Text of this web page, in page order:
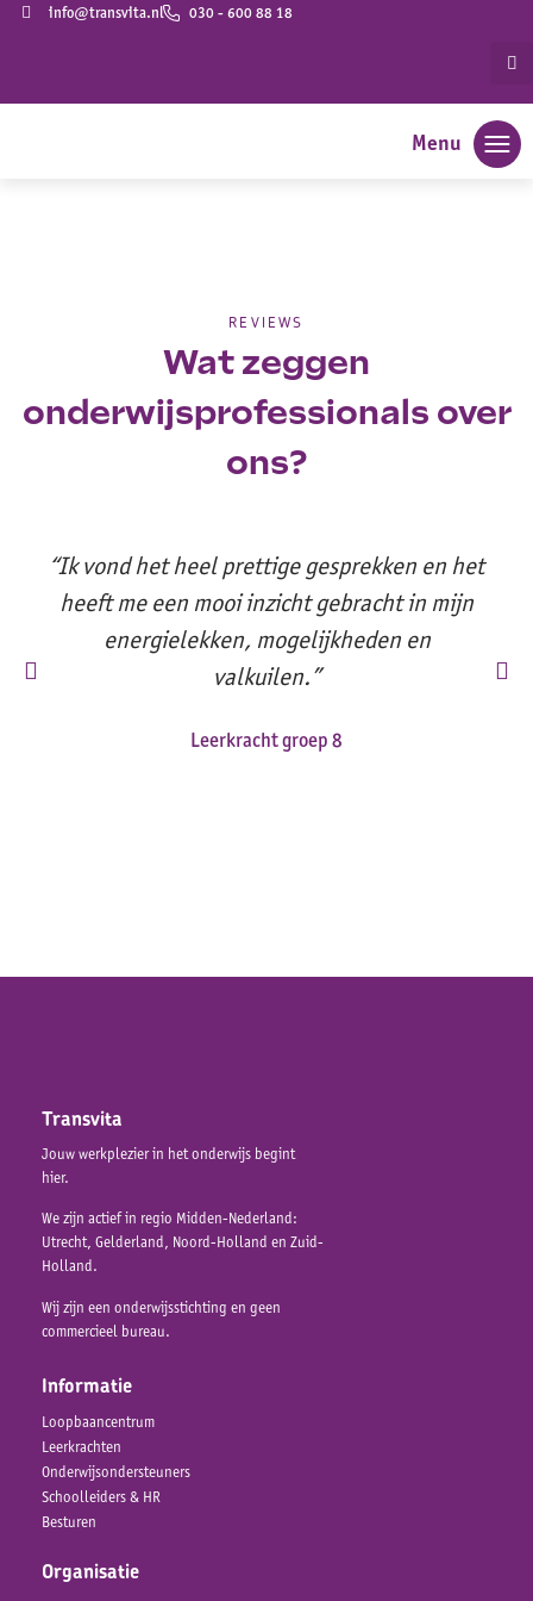
info@transvita.nl 030 - 600 88 18
Menu
REVIEWS
Wat zeggen
onderwijsprofessionals over
ons?
“Ik vond het heel prettige gesprekken en het
heeft me een mooi inzicht gebracht in mijn
energielekken, mogelijkheden en
valkuilen.”
Leerkracht groep 8
Transvita
Jouw werkplezier in het onderwijs begint
hier.
We zijn actief in regio Midden-Nederland:
Utrecht, Gelderland, Noord-Holland en Zuid-
Holland.
Wij zijn een onderwijsstichting en geen
commercieel bureau.
Informatie
Loopbaancentrum
Leerkrachten
Onderwijsondersteuners
Schoolleiders & HR
Besturen
Organisatie